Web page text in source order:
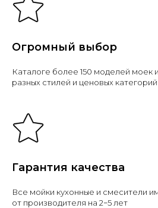
Огромный выбор
Каталоге более 150 моделей моек
разных стилей и ценовых категорий
Гарантия качества
Все мойки кухонные и смесители
от производителя на 2−5 лет